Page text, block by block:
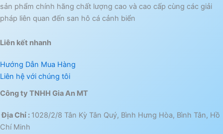
sản phẩm chính hãng chất lượng cao và cao cấp cùng các giải
pháp liên quan đến san hô cá cảnh biển
Liên kết nhanh
Hướng Dẫn Mua Hàng
Liên hệ với chúng tôi
Công ty TNHH Gia An MT
Địa Chỉ : 1028/2/8 Tân Kỳ Tân Quý, Bình Hưng Hòa, Bình Tân, Hồ
Chí Minh